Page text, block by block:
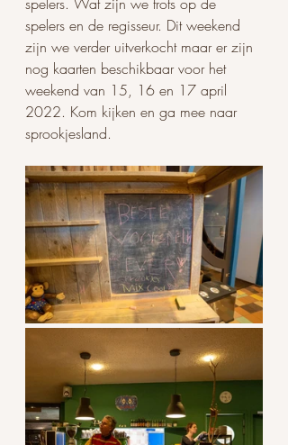
spelers en de regisseur. Dit weekend
zijn we verder uitverkocht maar er zijn
nog kaarten beschikbaar voor het
weekend van 15, 16 en 17 april
2022. Kom kijken en ga mee naar
sprookjesland.